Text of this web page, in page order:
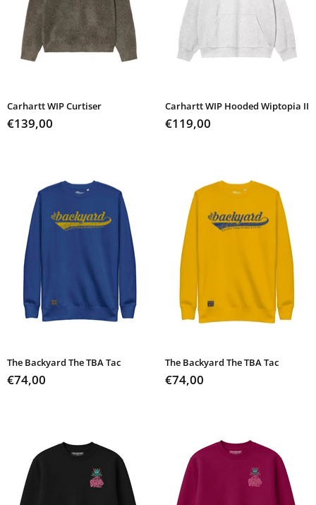
Carhartt WIP Curtiser
€139,00
Carhartt WIP Hooded Wiptopia II
€119,00
The Backyard The TBA Tac
€74,00
The Backyard The TBA Tac
€74,00